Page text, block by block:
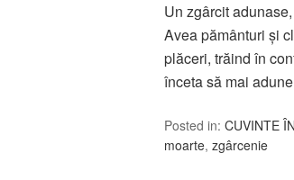
Un zgârcit
Avea pământuri şi
plăceri, trăind în
înceta să mai
Posted in: CUVINTE
moarte, zgârcenie